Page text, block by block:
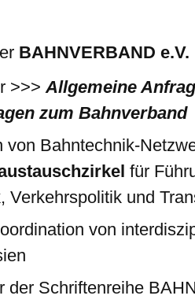
BAHNVERBAND e.V.
>>>Allgemeine
zum Bahnverband
von Bahntechnik-
für
Verkehrspolitik und
von
der Schriftenreihe